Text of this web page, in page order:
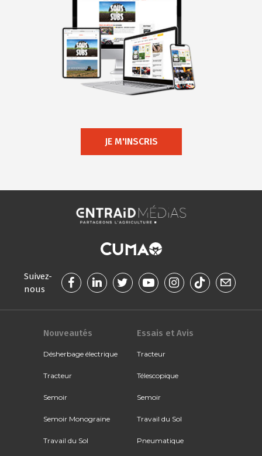
JE M'INSCRIS
Suivez-
nous
Nouveautés
Désherbage électrique
Tracteur
Semoir
Semoir Monograine
Travail du Sol
Essais et Avis
Tracteur
Télescopique
Semoir
Travail du Sol
Pneumatique